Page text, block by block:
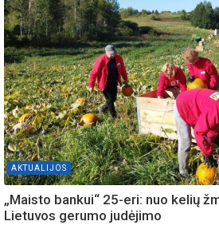
AKTUALIJOS
„Maisto bankui“ 25-eri: nuo kelių
Lietuvos gerumo judėjimo